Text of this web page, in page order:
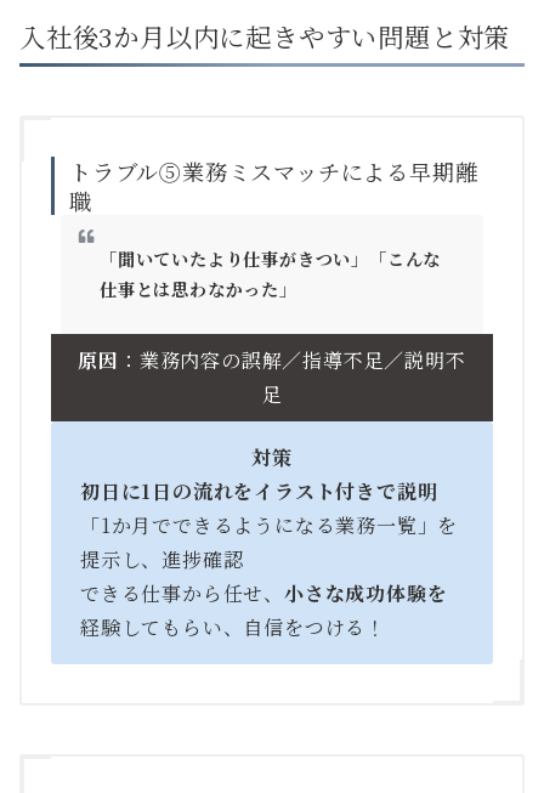
入社後3か月以内に起きやすい問題と対策
トラブル⑤業務ミスマッチによる早期離
職
「聞いていたより仕事がきつい」「こんな
仕事とは思わなかった」
原因 ：業務内容の誤解／指導不足／説明不
足
対策
初日に1日の流れをイラスト付きで説明
「1か月でできるようになる業務一覧」を
提示し、進捗確認
できる仕事から任せ、 小さな成功体験を
経験してもらい、自信をつける！